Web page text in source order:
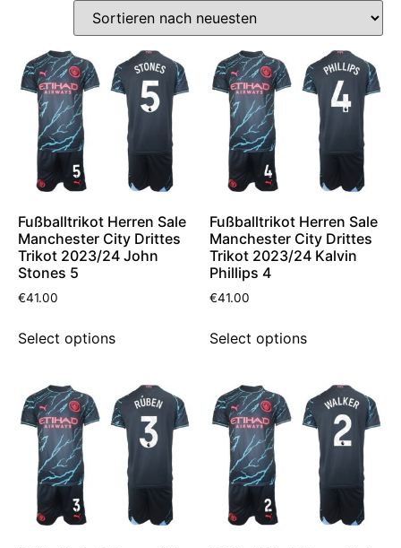
Fußballtrikot Herren Sale
Manchester City Drittes
Trikot 2023/24 John
Stones 5
€41.00
Select options
Fußballtrikot Herren Sale
Manchester City Drittes
Trikot 2023/24 Kalvin
Phillips 4
€41.00
Select options